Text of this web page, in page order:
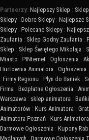
Partnerzy: Najlepszy Sklep :
Sklepy : Dobre Sklepy : Najlepsze
Sklepy : Polecane Sklepy :
Zaufania : Sklep Godny Zaufania :
Sklep : Sklep Świętego Mikołaja :
Miasto : PINternet : Ogłoszenia :
Hurtownia Animatora : Ogłoszenia :
: Firmy Regionu : Płyn do Baniek :
Firma : Bezpłatne Ogłoszenia :
Warszawa : sklep animatora :
Animatorów : Kurs Animatora :
Animatora Poznań : Kurs
Darmowe Ogłoszenia : Kupony
Mydlanych : Darmowe Ogłoszenia